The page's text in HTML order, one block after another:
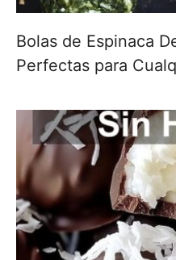
Bolas de Espinaca
Perfectas para